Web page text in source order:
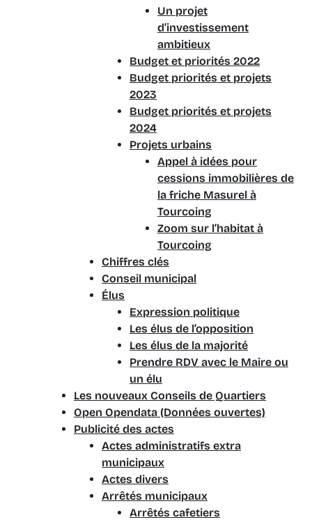
Un projet
d’investissement
ambitieux
Budget et priorités 2022
Budget priorités et projets
2023
Budget priorités et projets
2024
Projets urbains
Appel à idées pour
cessions immobilières de
la friche Masurel à
Tourcoing
Zoom sur l’habitat à
Tourcoing
Chiffres clés
Conseil municipal
Élus
Expression politique
Les élus de l’opposition
Les élus de la majorité
Prendre RDV avec le Maire ou
un élu
Les nouveaux Conseils de Quartiers
Open Opendata (Données ouvertes)
Publicité des actes
Actes administratifs extra
municipaux
Actes divers
Arrêtés municipaux
Arrêtés cafetiers